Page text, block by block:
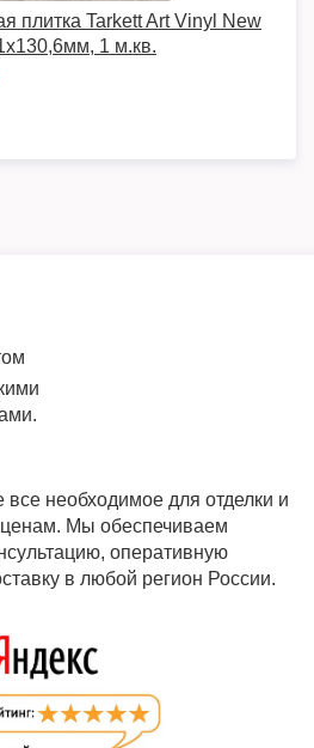
плитка Tarkett Art Vinyl New
1 м.кв.
необходимое для отделки и
Мы обеспечиваем
оперативную
в любой регион России.